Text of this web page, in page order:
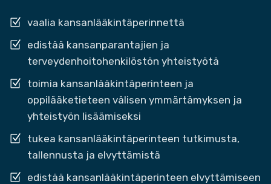
vaalia kansanlääkintäperinnettä
edistää kansanparantajien ja
terveydenhoitohenkilöstön yhteistyötä
toimia kansanlääkintäperinteen ja
oppilääketieteen välisen ymmärtämyksen ja
yhteistyön lisäämiseksi
tukea kansanlääkintäperinteen tutkimusta,
tallennusta ja elvyttämistä
edistää kansanlääkintäperinteen elvyttämiseen